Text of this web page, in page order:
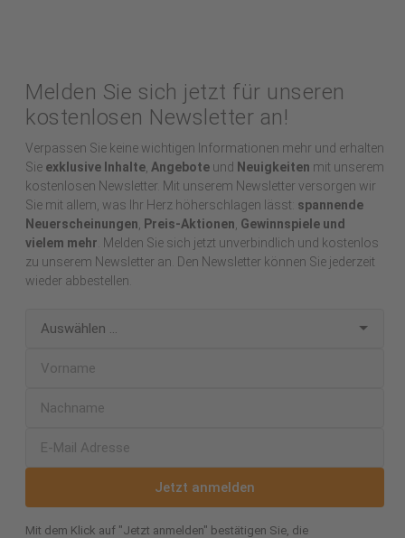
Melden Sie sich jetzt für unseren
kostenlosen Newsletter an!
Verpassen Sie keine wichtigen Informationen mehr und erhalten
Sie exklusive Inhalte Angebote und Neuigkeiten mit unserem
kostenlosen Newsletter. Mit unserem Newsletter versorgen wir
Sie mit allem, was Ihr Herz höherschlagen lässt: spannende
Neuerscheinungen Preis-Aktionen Gewinnspiele und
vielem mehr . Melden Sie sich jetzt unverbindlich und kostenlos
zu unserem Newsletter an. Den Newsletter können Sie jederzeit
wieder abbestellen.
Jetzt anmelden
Mit dem Klick auf "Jetzt anmelden" bestätigen Sie, die